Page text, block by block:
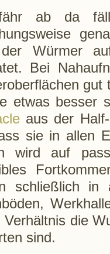
ab da
Würmer
Bei
gut
etwas besser
aus der Half-
sie in allen
wird auf
schließlich in
Verhältnis die
sind.